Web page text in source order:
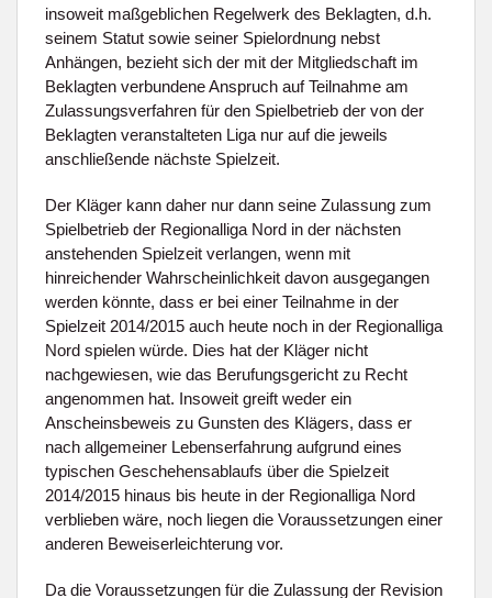
insoweit maßgeblichen Regelwerk des Beklagten, d.h.
seinem Statut sowie seiner Spielordnung nebst
Anhängen, bezieht sich der mit der Mitgliedschaft im
Beklagten verbundene Anspruch auf Teilnahme am
Zulassungsverfahren für den Spielbetrieb der von der
Beklagten veranstalteten Liga nur auf die jeweils
anschließende nächste Spielzeit.
Der Kläger kann daher nur dann seine Zulassung zum
Spielbetrieb der Regionalliga Nord in der nächsten
anstehenden Spielzeit verlangen, wenn mit
hinreichender Wahrscheinlichkeit davon ausgegangen
werden könnte, dass er bei einer Teilnahme in der
Spielzeit 2014/2015 auch heute noch in der Regionalliga
Nord spielen würde. Dies hat der Kläger nicht
nachgewiesen, wie das Berufungsgericht zu Recht
angenommen hat. Insoweit greift weder ein
Anscheinsbeweis zu Gunsten des Klägers, dass er
nach allgemeiner Lebenserfahrung aufgrund eines
typischen Geschehensablaufs über die Spielzeit
2014/2015 hinaus bis heute in der Regionalliga Nord
verblieben wäre, noch liegen die Voraussetzungen einer
anderen Beweiserleichterung vor.
Da die Voraussetzungen für die Zulassung der Revision